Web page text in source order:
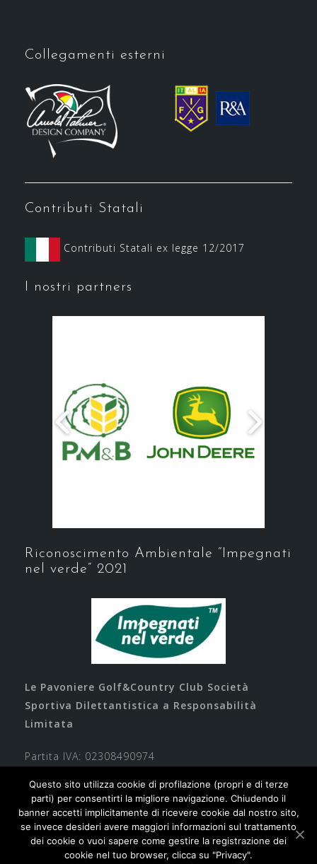
Collegamenti esterni
Contributi Statali
Contributi Statali ex legge 12/2017
I nostri partners
Riconoscimento Ambientale “Impegnati
nel verde” 2021
Le Pavoniere Golf&Country Club Società
Sportiva Dilettantistica a Responsabilità
Limitata
Partita IVA: 02308490974
Contatti Privacy Cookie
Questo sito utilizza cookie di profilazione (propri e di terze
parti) per consentirti la migliore navigazione. Chiudendo il
banner accetti implicitamente di ricevere cookie dal nostro sito,
se invece desideri avere maggiori informazioni sul trattamento
dei cookie o vuoi sapere come gestire la registrazione dei
cookie nel tuo browser, clicca su "Privacy".